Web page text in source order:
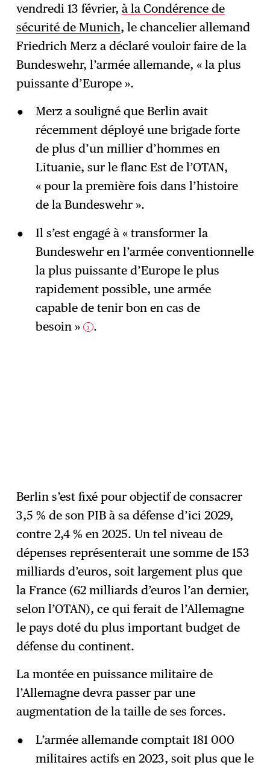
→ S'abonner
vendredi 13 février,à la Condérence de
sécurité de Munich, le chancelier allemand
Friedrich Merz a déclaré vouloir faire de la
Bundeswehr, l’armée allemande, « la plus
puissante d’Europe ».
Merz a souligné que Berlin avait
récemment déployé une brigade forte
de plus d’un millier d’hommes en
Lituanie, sur le flanc Est de l’OTAN,
« pour la première fois dans l’histoire
de la Bundeswehr ».
Il s’est engagé à « transformer la
Bundeswehr en l’armée conventionnelle
la plus puissante d’Europe le plus
rapidement possible, une armée
capable de tenir bon en cas de
besoin »
1 .
Berlin s’est fixé pour objectif de consacrer
3,5 % de son PIB à sa défense d’ici 2029,
contre 2,4 % en 2025. Un tel niveau de
dépenses représenterait une somme de 153
milliards d’euros, soit largement plus que
la France (62 milliards d’euros l’an dernier,
selon l’OTAN), ce qui ferait de l’Allemagne
le pays doté du plus important budget de
défense du continent.
La montée en puissance militaire de
l’Allemagne devra passer par une
augmentation de la taille de ses forces.
L’armée allemande comptait 181 000
militaires actifs en 2023, soit plus que le